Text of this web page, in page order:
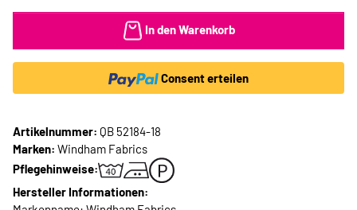
In den Warenkorb
Consent erteilen
Artikelnummer: QB 52184-18
Marken: Windham Fabrics
Pflegehinweise:
Hersteller Informationen: